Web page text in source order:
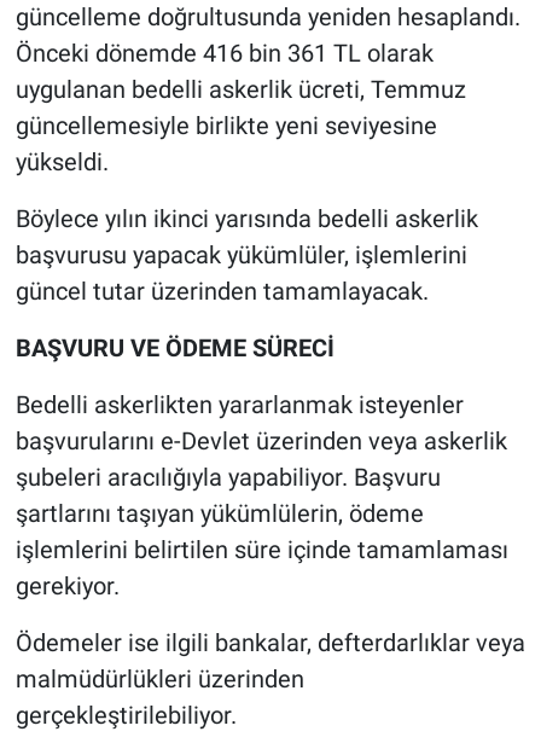
güncelleme doğrultusunda yeniden hesaplandı.
Önceki dönemde 416 bin 361 TL olarak
uygulanan bedelli askerlik ücreti, Temmuz
güncellemesiyle birlikte yeni seviyesine
yükseldi.
Böylece yılın ikinci yarısında bedelli askerlik
başvurusu yapacak yükümlüler, işlemlerini
güncel tutar üzerinden tamamlayacak.
BAŞVURU VE ÖDEME SÜRECİ
Bedelli askerlikten yararlanmak isteyenler
başvurularını e-Devlet üzerinden veya askerlik
şubeleri aracılığıyla yapabiliyor. Başvuru
şartlarını taşıyan yükümlülerin, ödeme
işlemlerini belirtilen süre içinde tamamlaması
gerekiyor.
Ödemeler ise ilgili bankalar, defterdarlıklar veya
malmüdürlükleri üzerinden
gerçekleştirilebiliyor.